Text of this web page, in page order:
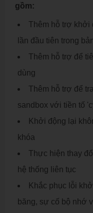
gồm:
Thêm hỗ trợ khởi
lần đầu tiên trong
Thêm hỗ trợ để
dùng
Thêm hỗ trợ để
sandbox với tiền tố
Khởi động lại
khóa
Thực hiện thay
hệ thống liên tục
Khắc phục lỗi
băng, sự cố bộ nhớ